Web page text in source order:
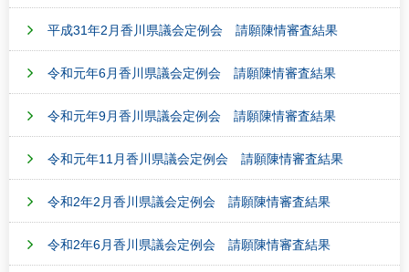
平成31年2月香川県議会定例会 請願陳情審査結果
令和元年6月香川県議会定例会 請願陳情審査結果
令和元年9月香川県議会定例会 請願陳情審査結果
令和元年11月香川県議会定例会 請願陳情審査結果
令和2年2月香川県議会定例会 請願陳情審査結果
令和2年6月香川県議会定例会 請願陳情審査結果